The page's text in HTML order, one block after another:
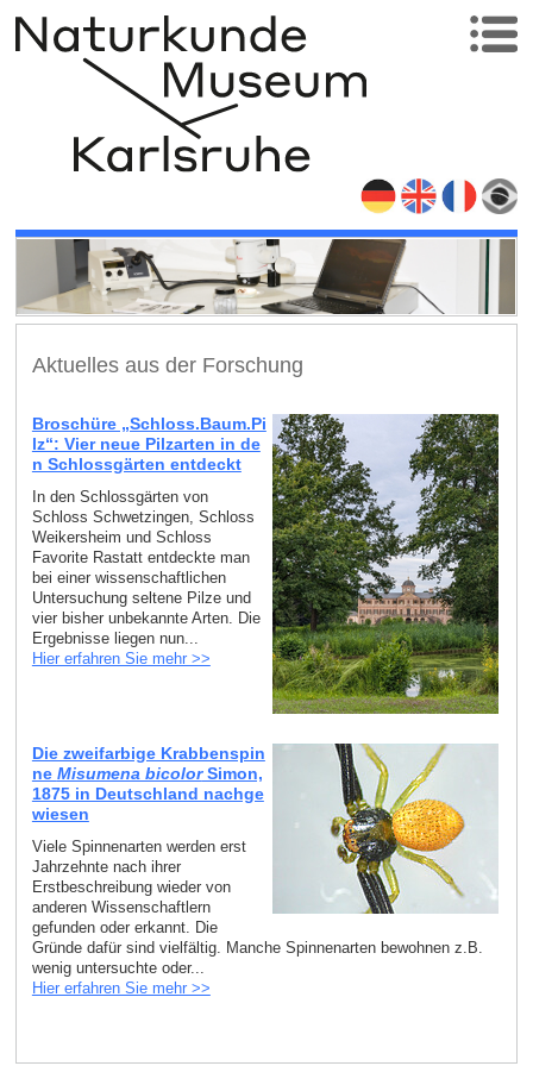
Aktuelles aus der Forschung
Broschüre „Schloss.Baum.Pi
lz“: Vier neue Pilzarten in de
n Schlossgärten entdeckt
In den Schlossgärten von
Schloss Schwetzingen, Schloss
Weikersheim und Schloss
Favorite Rastatt entdeckte man
bei einer wissenschaftlichen
Untersuchung seltene Pilze und
vier bisher unbekannte Arten. Die
Ergebnisse liegen nun...
Hier erfahren Sie mehr >>
Die zweifarbige Krabbenspin
ne Misumena bicolorSimon,
1875 in Deutschland nachge
wiesen
Viele Spinnenarten werden erst
Jahrzehnte nach ihrer
Erstbeschreibung wieder von
anderen Wissenschaftlern
gefunden oder erkannt. Die
Gründe dafür sind vielfältig. Manche Spinnenarten bewohnen z.B.
wenig untersuchte oder...
Hier erfahren Sie mehr >>